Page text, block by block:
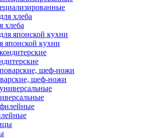
хлеба
японской кухни
шеф-ножи